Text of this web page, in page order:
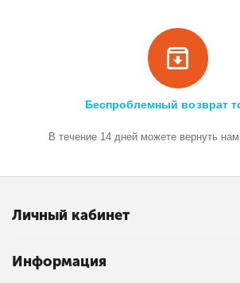
Беспроблемный возврат
В течение 14 дней можете вернуть
Личный кабинет
Информация